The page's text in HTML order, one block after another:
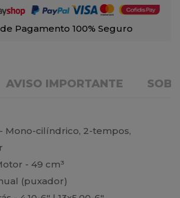
Pagamento 100% Seguro
AVISO IMPORTANTE
Mono-cilíndrico, 2-tempos,
- 49 cm³
(puxador)